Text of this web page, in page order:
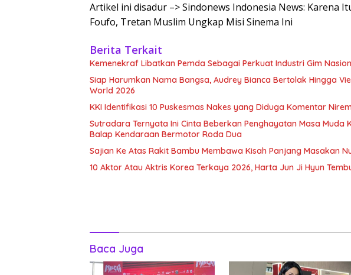
Artikel ini disadur –> Sindonews Indonesia News: Karena
Foufo, Tretan Muslim Ungkap Misi Sinema Ini
Berita Terkait
Kemenekraf Libatkan Pemda Sebagai Perkuat Industri Gim
Siap Harumkan Nama Bangsa, Audrey Bianca Bertolak Hingga
World 2026
KKI Identifikasi 10 Puskesmas Nakes yang Diduga Komentar
Sutradara Ternyata Ini Cinta Beberkan Penghayatan Masa Muda
Balap Kendaraan Bermotor Roda Dua
Sajian Ke Atas Rakit Bambu Membawa Kisah Panjang Masakan
10 Aktor Atau Aktris Korea Terkaya 2026, Harta Jun Ji Hyun
Baca Juga